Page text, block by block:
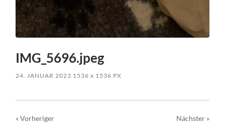
IMG_5696.jpeg
24. JANUAR 2023 1536x 1536 PX
« Vorheriger Nächster »